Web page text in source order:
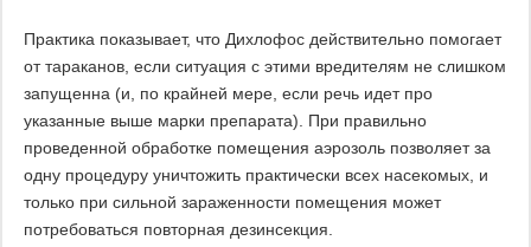
Практика показывает, что Дихлофос действительно помогает
от тараканов, если ситуация с этими вредителям не слишком
запущенна (и, по крайней мере, если речь идет про
указанные выше марки препарата). При правильно
проведенной обработке помещения аэрозоль позволяет за
одну процедуру уничтожить практически всех насекомых, и
только при сильной зараженности помещения может
потребоваться повторная дезинсекция.